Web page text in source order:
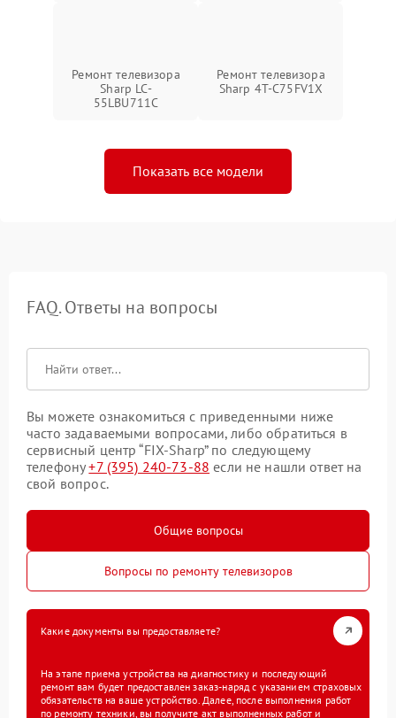
Ремонт телевизора
Sharp LC-
55LBU711C
Ремонт телевизора
Sharp 4T-C75FV1X
Показать все модели
FAQ. Ответы на вопросы
Вы можете ознакомиться с приведенными ниже
часто задаваемыми вопросами, либо обратиться в
сервисный центр “FIX-Sharp” по следующему
телефону+7 (395) 240-73-88 если не нашли ответ на
свой вопрос.
Общие вопросы
Вопросы по ремонту телевизоров
Какие документы вы предоставляете?
На этапе приема устройства на диагностику и последующий
ремонт вам будет предоставлен заказ-наряд с указанием страховых
обязательств на ваше устройство. Далее, после выполнения работ
по ремонту техники, вы получите акт выполненных работ и